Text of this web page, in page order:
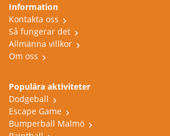
Information
Kontakta oss
Så fungerar det
Allmänna villkor
Om oss
Populära aktiviteter
Dodgeball
Escape Game
Bumperball Malmö